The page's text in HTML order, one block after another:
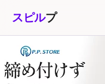
スピルプ